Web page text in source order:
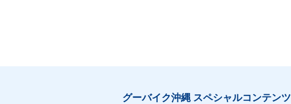
グーバイク沖縄 スペシャルコンテンツ